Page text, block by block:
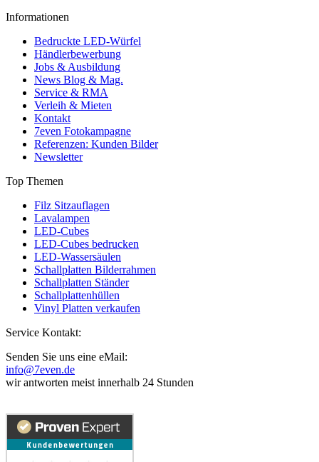
Informationen
Bedruckte LED-Würfel
Händlerbewerbung
Jobs & Ausbildung
News Blog & Mag.
Service & RMA
Verleih & Mieten
Kontakt
7even Fotokampagne
Referenzen: Kunden Bilder
Newsletter
Top Themen
Filz Sitzauflagen
Lavalampen
LED-Cubes
LED-Cubes bedrucken
LED-Wassersäulen
Schallplatten Bilderrahmen
Schallplatten Ständer
Schallplattenhüllen
Vinyl Platten verkaufen
Service Kontakt:
Senden Sie uns eine eMail:
info@7even.de
wir antworten meist innerhalb 24 Stunden